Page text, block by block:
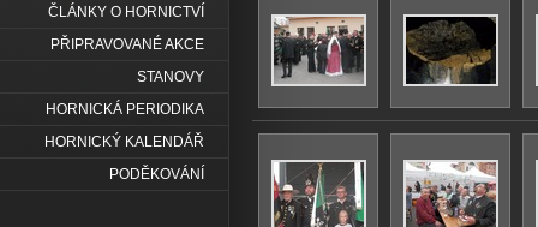
ČLÁNKY O HORNICTVÍ
PŘIPRAVOVANÉ AKCE
STANOVY
HORNICKÁ PERIODIKA
HORNICKÝ KALENDÁŘ
PODĚKOVÁNÍ